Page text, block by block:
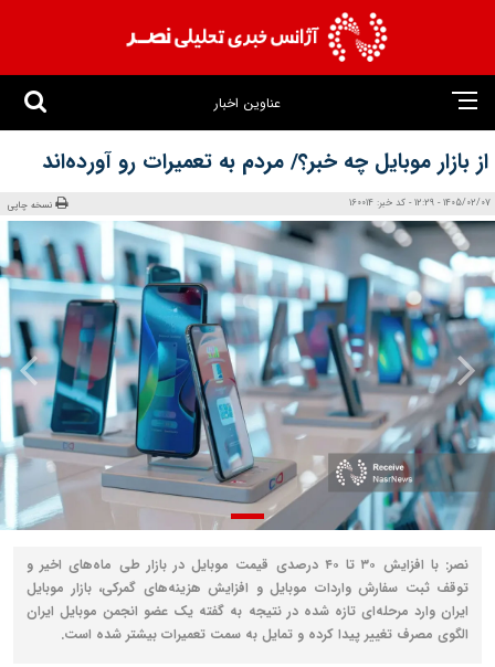
عناوین اخبار
از بازار موبایل چه خبر؟/ مردم به تعمیرات رو آورده‌اند
1405/02/07 - 12:29 - کد خبر: 160014 نسخه چاپی
نصر: با افزایش ۳۰ تا ۴۰ درصدی قیمت موبایل در بازار طی ماه‌های اخیر و
توقف ثبت سفارش واردات موبایل و افزایش هزینه‌های گمرکی، بازار موبایل
ایران وارد مرحله‌ای تازه شده در نتیجه به گفته یک عضو انجمن موبایل ایران
الگوی مصرف تغییر پیدا کرده و تمایل به سمت تعمیرات بیشتر شده است.